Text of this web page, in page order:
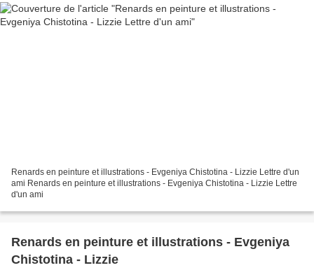
Renards en peinture et illustrations - Evgeniya Chistotina - Lizzie Lettre d'un
ami Renards en peinture et illustrations - Evgeniya Chistotina - Lizzie Lettre
d'un ami
Renards en peinture et illustrations - Evgeniya
Chistotina - Lizzie